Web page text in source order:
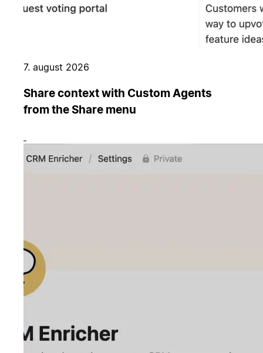
7. august 2026
Share context with Custom Agents
from the Share menu